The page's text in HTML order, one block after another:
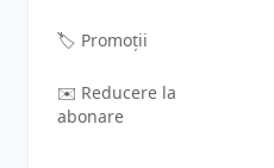
🏷️ Promoții
✉️ Reducere la
abonare